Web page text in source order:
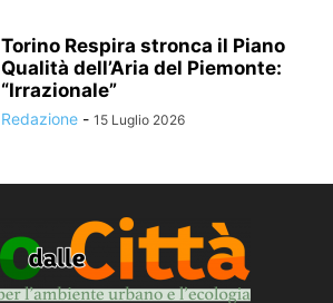
Torino Respira stronca il Piano
Qualità dell’Aria del Piemonte:
“Irrazionale”
Redazione - 15 Luglio 2026